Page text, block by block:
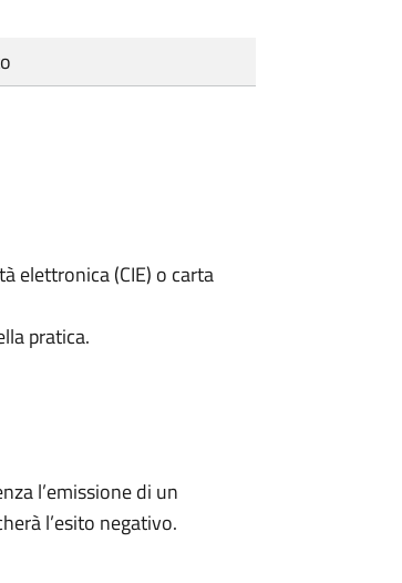
elettronica (CIE) o carta
pratica.
l’emissione di un
l’esito negativo.